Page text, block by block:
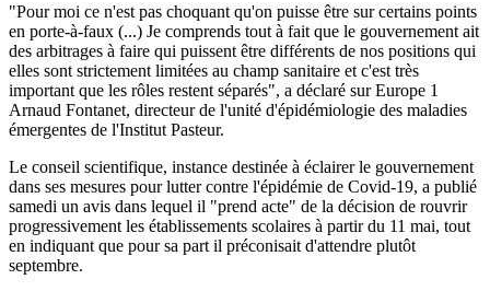
"Pour moi ce n'est pas choquant qu'on puisse être sur certains points
en porte-à-faux (...) Je comprends tout à fait que le gouvernement ait
des arbitrages à faire qui puissent être différents de nos positions qui
elles sont strictement limitées au champ sanitaire et c'est très
important que les rôles restent séparés", a déclaré sur Europe 1
Arnaud Fontanet, directeur de l'unité d'épidémiologie des maladies
émergentes de l'Institut Pasteur.
Le conseil scientifique, instance destinée à éclairer le gouvernement
dans ses mesures pour lutter contre l'épidémie de Covid-19, a publié
samedi un avis dans lequel il "prend acte" de la décision de rouvrir
progressivement les établissements scolaires à partir du 11 mai, tout
en indiquant que pour sa part il préconisait d'attendre plutôt
septembre.